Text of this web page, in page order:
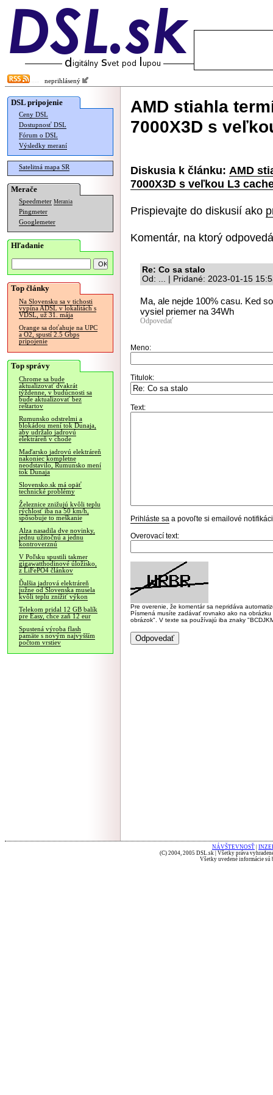
neprihlásený
DSL pripojenie
Ceny DSL
Dostupnosť DSL
Fórum o DSL
Výsledky meraní
Satelitná mapa SR
Merače
Speedmeter Merania
Pingmeter
Googlemeter
Hľadanie
Top články
Na Slovensku sa v tichosti
vypína ADSL v lokalitách s
VDSL, už 31. mája
Orange sa doťahuje na UPC
a O2, spustí 2.5 Gbps
pripojenie
Top správy
Chrome sa bude
aktualizovať dvakrát
týždenne, v budúcnosti sa
bude aktualizovať bez
reštartov
Rumunsko odstrelmi a
blokádou mení tok Dunaja,
aby udržalo jadrovú
elektráreň v chode
Maďarsko jadrovú elektráreň
nakoniec kompletne
neodstavilo, Rumunsko mení
tok Dunaja
Slovensko.sk má opäť
technické problémy
Železnice znižujú kvôli teplu
rýchlosť iba na 50 km/h,
spôsobuje to meškanie
Alza nasadila dve novinky,
jednu užitočnú a jednu
kontroverznú
V Poľsku spustili takmer
gigawatthodinové úložisko,
z LiFePO4 článkov
Ďalšia jadrová elektráreň
južne od Slovenska musela
kvôli teplu znížiť výkon
Telekom pridal 12 GB balík
pre Easy, chce zaň 12 eur
Spustená výroba flash
pamäte s novým najvyšším
počtom vrstiev
AMD stiahla
7000X3D s
Diskusia k článku: AMD
7000X3D s veľkou L3
Prispievajte do diskusií ako
Komentár, na ktorý
Re: Co sa stalo
Od: ... | Pridané: 2023-01-15
Ma, ale nejde 100% casu. Ked
vysiel priemer na 34Wh
Odpovedať
Meno:
Titulok:
Text:
Prihláste sa a povoľte si emailové
Overovací text:
Pre overenie, že komentár sa nepridáva
Písmená musíte zadávať rovnako ako na
obrázok". V texte sa používajú iba znaky
NÁVŠTEVNOSŤ
(C) 2004, 2005 DSL.sk | Všetky práva
Všetky uvedené informácie sú